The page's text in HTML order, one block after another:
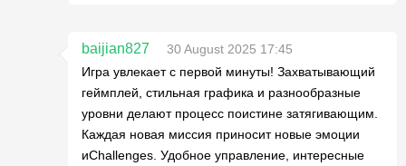
baijian827
30 August 2025 17:45
Игра увлекает с первой минуты! Захватывающий
геймплей, стильная графика и разнообразные
уровни делают процесс поистине затягивающим.
Каждая новая миссия приносит новые эмоции
иChallenges. Удобное управление, интересные